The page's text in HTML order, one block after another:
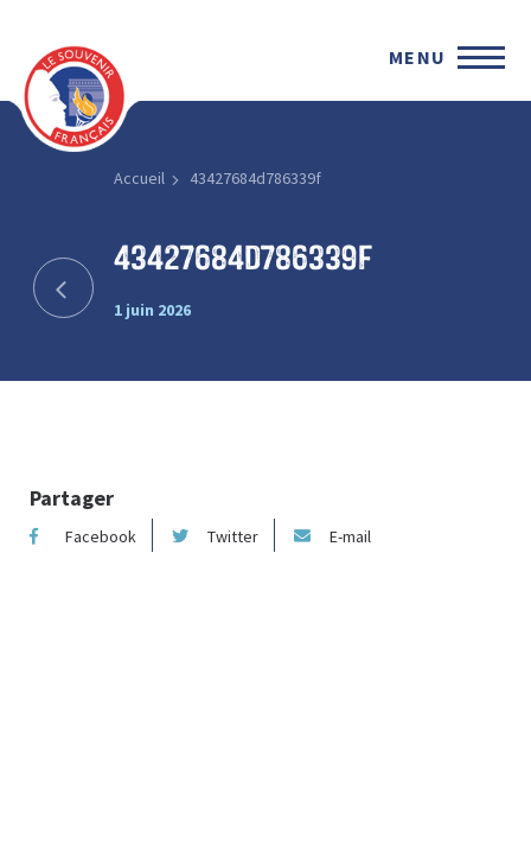
MENU
Accueil 43427684d786339f
43427684d786339f
1 juin 2026
Partager
Facebook Twitter E-mail